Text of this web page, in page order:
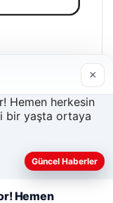
çerezler
×
Güncel Haberler
Hemen